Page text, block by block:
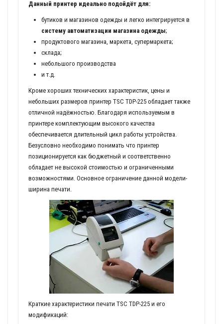
Данный принтер идеально подойдёт для:
бутиков и магазинов одежды и легко интегрируется в
систему автоматизации магазина одежды;
продуктового магазина, маркета, супермаркета;
склада;
небольшого производства
и т.д.
Кроме хороших технических характеристик, цены и
небольших размеров принтер TSC TDP-225 обладает также
отличной надёжностью. Благодаря используемым в
принтере комплектующим высокого качества
обеспечивается длительный цикл работы устройства.
Безусловно необходимо понимать что принтер
позиционируется как бюджетный и соответственно
обладает не высокой стоимостью и ограниченными
возможностями. Основное ограничение данной модели-
ширина печати.
Краткие характеристики печати TSC TDP-225 и его
модификаций: